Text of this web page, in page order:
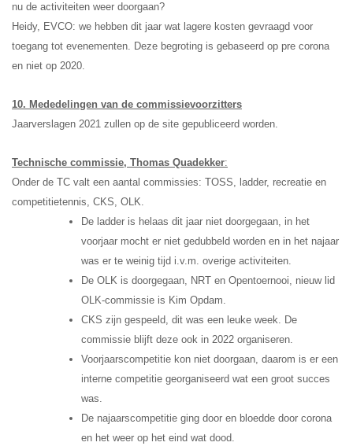
nu de activiteiten weer doorgaan?
Heidy, EVCO: we hebben dit jaar wat lagere kosten gevraagd voor
toegang tot evenementen. Deze begroting is gebaseerd op pre corona
en niet op 2020.
10. Mededelingen van de commissievoorzitters
Jaarverslagen 2021 zullen op de site gepubliceerd worden.
Technische commissie, Thomas Quadekker:
Onder de TC valt een aantal commissies: TOSS, ladder, recreatie en
competitietennis, CKS, OLK.
De ladder is helaas dit jaar niet doorgegaan, in het
voorjaar mocht er niet gedubbeld worden en in het najaar
was er te weinig tijd i.v.m. overige activiteiten.
De OLK is doorgegaan, NRT en Opentoernooi, nieuw lid
OLK-commissie is Kim Opdam.
CKS zijn gespeeld, dit was een leuke week. De
commissie blijft deze ook in 2022 organiseren.
Voorjaarscompetitie kon niet doorgaan, daarom is er een
interne competitie georganiseerd wat een groot succes
was.
De najaarscompetitie ging door en bloedde door corona
en het weer op het eind wat dood.